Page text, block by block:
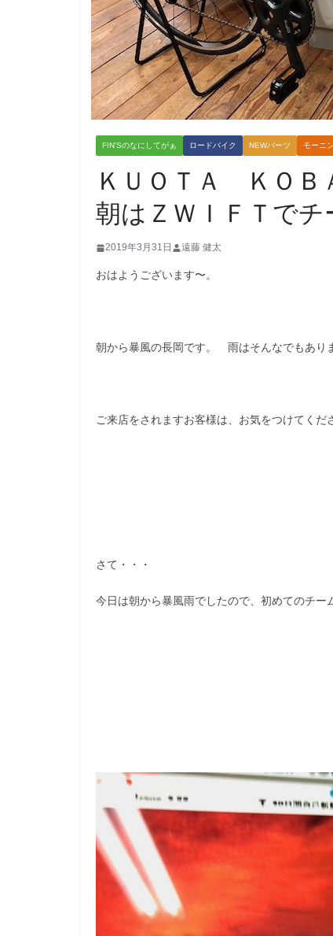
FIN'Sのなにしてがぁ ロードバイク NEWパーツ モーニ
ＫＵＯＴＡ ＫＯ
2019年3月31日 遠藤 健太
おはようございます〜。
朝から暴風の長岡です。 雨はそんなでもあり
ご来店をされますお客様は、お気をつけてくだ
さて・・・
今日は朝から暴風雨でしたので、初めてのチー